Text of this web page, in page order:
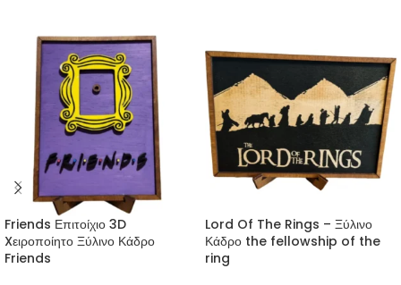
Friends Επιτοίχιο 3D
Xειροποίητο Ξύλινο Κάδρο
Friends
Lord Of The Rings – Ξύλινο
Κάδρο the fellowship of the
ring